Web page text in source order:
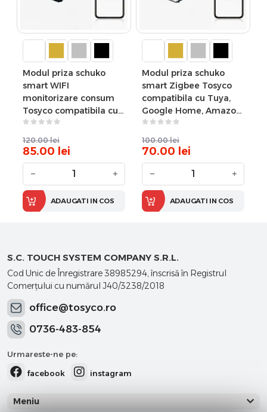
Modul priza schuko
smart WIFI
monitorizare consum
Tosyco compatibila cu
Tuya, Google Home,
Amazon Alexa
120.00 lei
85.00 lei
− +
ADAUGATI IN COS
Modul priza schuko
smart Zigbee Tosyco
compatibila cu Tuya,
Google Home, Amazon
Alexa
100.00 lei
70.00 lei
− +
ADAUGATI IN COS
S.C. TOUCH SYSTEM COMPANY S.R.L.
Cod Unic de Înregistrare 38985294, înscrisă în Registrul
Comerţului cu numărul J40/3238/2018
office@tosyco.ro
0736-483-854
Urmareste-ne pe:
facebook
instagram
Meniu